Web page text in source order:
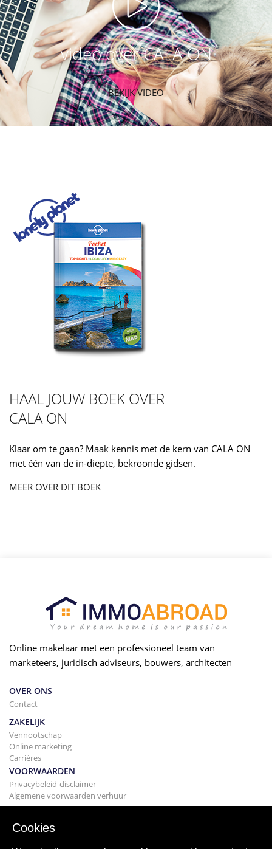
video over CALA ON
BEKIJK VIDEO
HAAL JOUW BOEK OVER
CALA ON
Klaar om te gaan? Maak kennis met de kern van CALA ON
met één van de in-diepte, bekroonde gidsen.
MEER OVER DIT BOEK
Online makelaar met een professioneel team van
marketeers, juridisch adviseurs, bouwers, architecten
OVER ONS
Contact
ZAKELIJK
Vennootschap
Online marketing
Carrières
VOORWAARDEN
Privacybeleid-disclaimer
Algemene voorwaarden verhuur
BOUWEN
Projecten
Cookies